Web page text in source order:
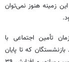
زمینه هنوز نمی‌توان
تأمین اجتماعی با
که تا پایان